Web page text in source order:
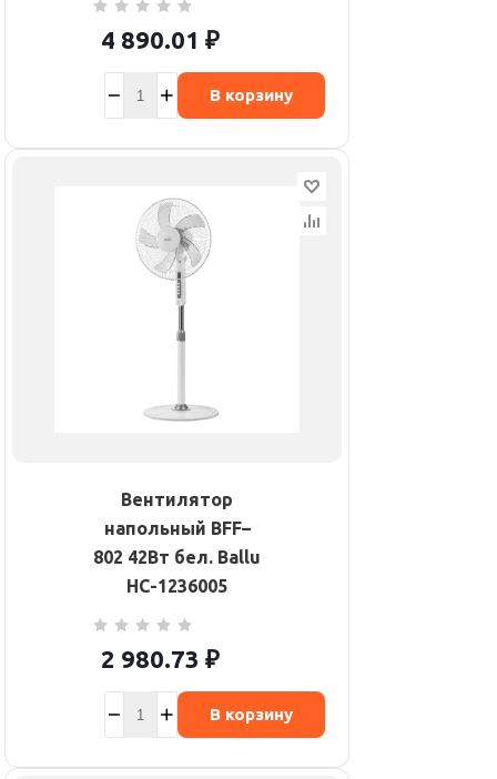
4 890.01 ₽
В корзину
Вентилятор
напольный BFF–
802 42Вт бел. Ballu
НС-1236005
2 980.73 ₽
В корзину